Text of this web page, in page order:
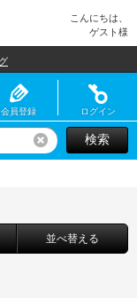
こんにちは、
ゲスト様
会員登録 ログイン
リセット検索
並べ替える